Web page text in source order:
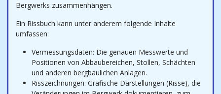
Bergwerks zusammenhängen.
Ein Rissbuch kann unter anderem folgende Inhalte
umfassen:
Vermessungsdaten: Die genauen Messwerte und
Positionen von Abbaubereichen, Stollen, Schächten
und anderen bergbaulichen Anlagen.
Risszeichnungen: Grafische Darstellungen (Risse), die